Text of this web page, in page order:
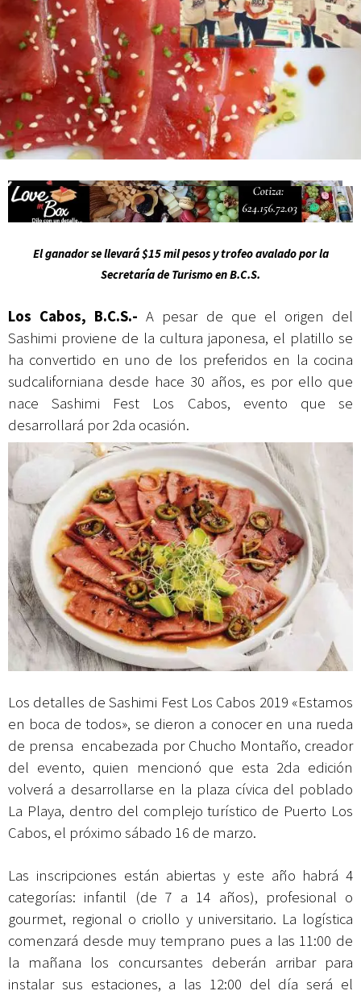
Campesina
El ganador se llevará $15 mil pesos y trofeo avalado por la
Secretaría de Turismo en B.C.S.
Los Cabos, B.C.S.-A pesar de que el origen del
Sashimi proviene de la cultura japonesa, el platillo se
ha convertido en uno de los preferidos en la cocina
sudcaliforniana desde hace 30 años, es por ello que
nace Sashimi Fest Los Cabos, evento que se
desarrollará por 2da ocasión.
Los detalles de Sashimi Fest Los Cabos 2019 «Estamos
en boca de todos», se dieron a conocer en una rueda
de prensa encabezada por Chucho Montaño, creador
del evento, quien mencionó que esta 2da edición
volverá a desarrollarse en la plaza cívica del poblado
La Playa, dentro del complejo turístico de Puerto Los
Cabos, el próximo sábado 16 de marzo.
Las inscripciones están abiertas y este año habrá 4
categorías: infantil (de 7 a 14 años), profesional o
gourmet, regional o criollo y universitario. La logística
comenzará desde muy temprano pues a las 11:00 de
la mañana los concursantes deberán arribar para
instalar sus estaciones, a las 12:00 del día será el